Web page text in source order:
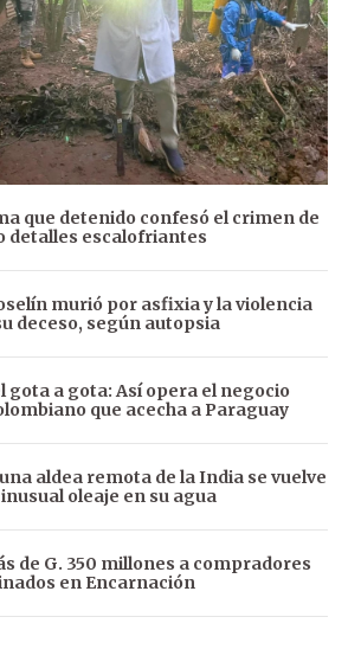
que detenido confesó el crimen de
detalles escalofriantes
murió por asfixia y la violencia
deceso, según autopsia
gota a gota: Así opera el negocio
que acecha a Paraguay
aldea remota de la India se vuelve
oleaje en su agua
de G. 350 millones a compradores
en Encarnación